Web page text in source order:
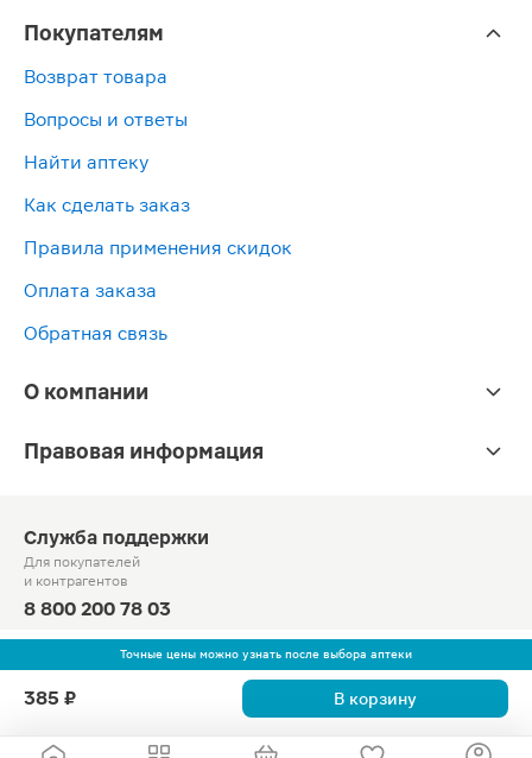
Точные цены можно узнать после выбора аптеки
385 ₽ В корзину
Покупателям
Возврат товара
Вопросы и ответы
Найти аптеку
Как сделать заказ
Правила применения скидок
Оплата заказа
Обратная связь
О компании
Правовая информация
Служба поддержки
Для покупателей
и контрагентов
8 800 200 78 03
Круглосуточно, звонок по России бесплатный
© Официальный сайт сети «Магнит».